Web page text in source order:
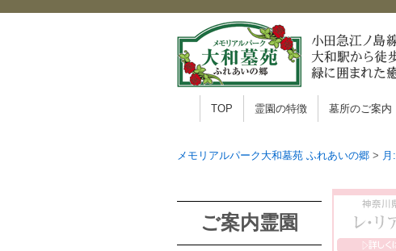
TOP 霊園の特徴 墓所のご案内
メモリアルパーク大和墓苑 ふれあいの郷> 月:
ご案内霊園